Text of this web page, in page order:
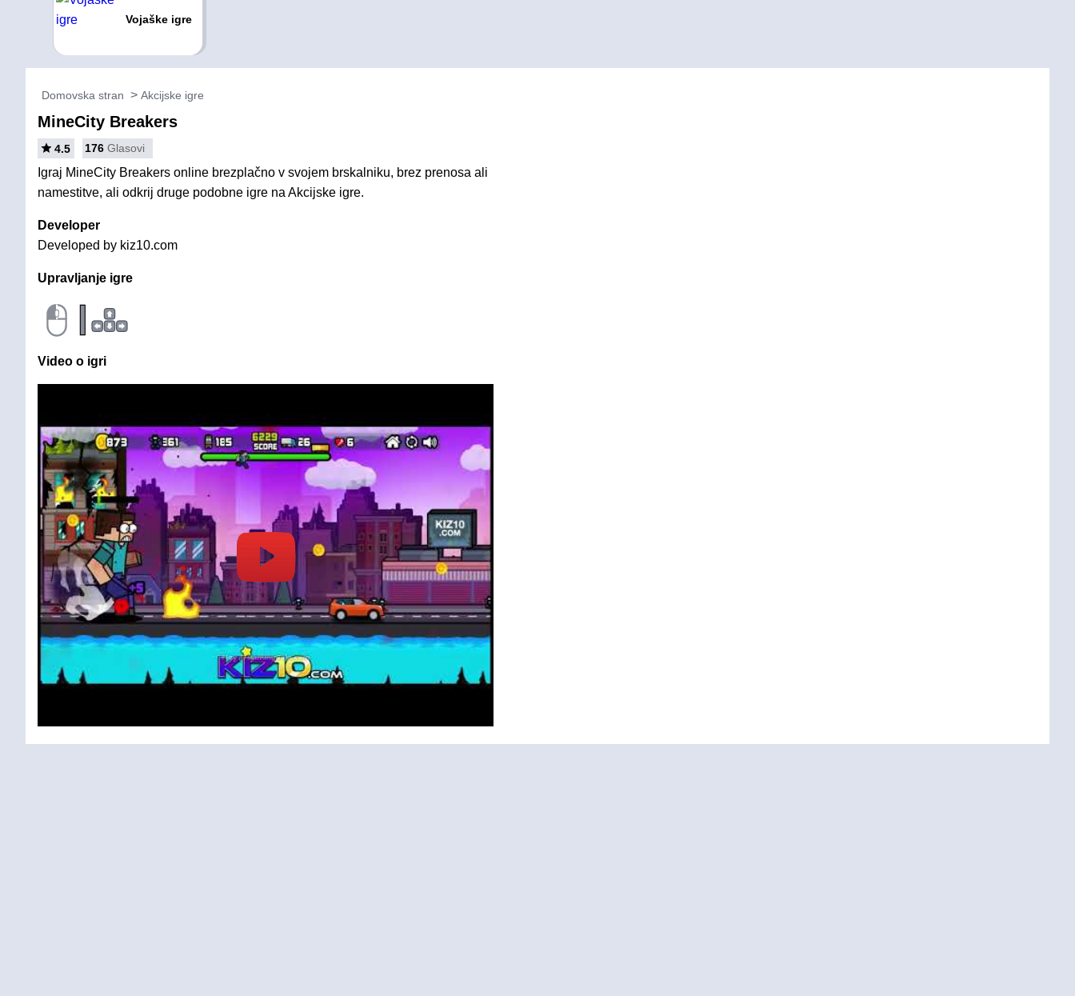
Vojaške igre
Domovska stran Akcijske igre
MineCity Breakers
4.5 176 Glasovi
Igraj MineCity Breakers online brezplačno v svojem brskalniku, brez prenosa ali
namestitve, ali odkrij druge podobne igre na Akcijske igre.
Developer
Developed by kiz10.com
Upravljanje igre
|
Video o igri